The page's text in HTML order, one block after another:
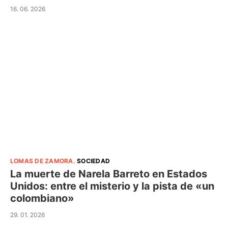
16. 06. 2026
LOMAS DE ZAMORA.SOCIEDAD
La muerte de Narela Barreto en Estados
Unidos: entre el misterio y la pista de «un
colombiano»
29. 01. 2026